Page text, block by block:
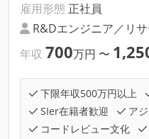
雇用形態 正社員
R&Dエンジニア／リ
年収 700万円 〜
下限年収500万円以上
SIer在籍者歓迎
ア
コードレビュー文化